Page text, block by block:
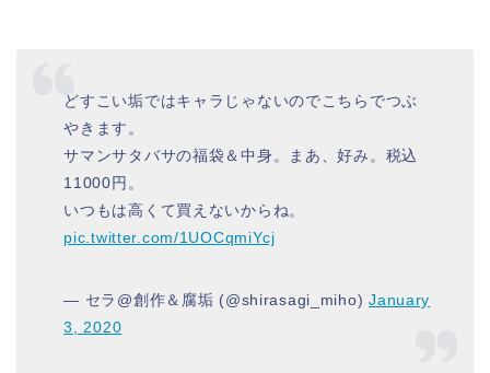
どすこい垢ではキャラじゃないのでこちらでつぶ
やきます。
サマンサタバサの福袋＆中身。まあ、好み。税込
11000円。
いつもは高くて買えないからね。
pic.twitter.com/1UOCqmiYcj
— セラ@創作＆腐垢 (@shirasagi_miho)January
3, 2020